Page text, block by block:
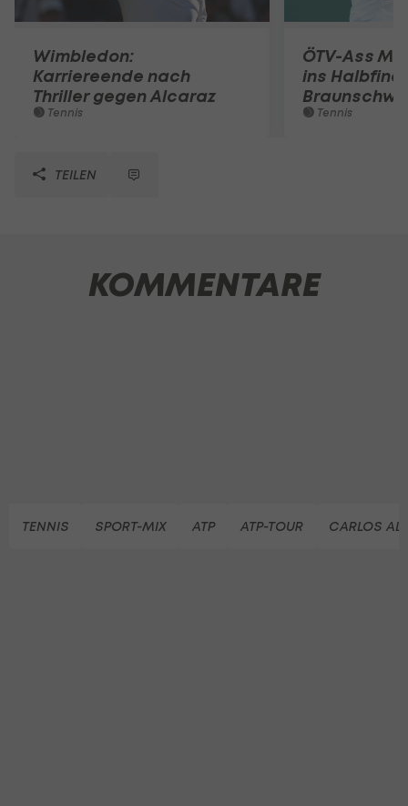
Wimbledon:
Karriereende nach
Thriller gegen Alcaraz
Tennis
ÖTV-Ass
ins
Tennis
TEILEN
KOMMENTARE
TENNIS SPORT-MIX ATP ATP-TOUR CARLOS